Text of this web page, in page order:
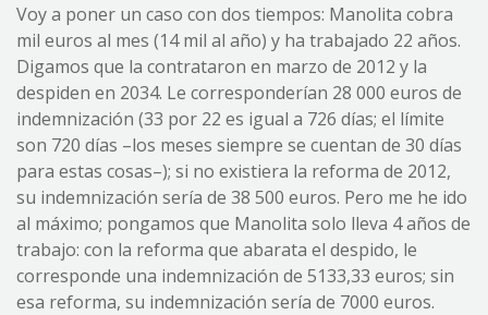
Voy a poner un caso con dos tiempos: Manolita cobra
mil euros al mes (14 mil al año) y ha trabajado 22 años.
Digamos que la contrataron en marzo de 2012 y la
despiden en 2034. Le corresponderían 28 000 euros de
indemnización (33 por 22 es igual a 726 días; el límite
son 720 días –los meses siempre se cuentan de 30 días
para estas cosas–); si no existiera la reforma de 2012,
su indemnización sería de 38 500 euros. Pero me he ido
al máximo; pongamos que Manolita solo lleva 4 años de
trabajo: con la reforma que abarata el despido, le
corresponde una indemnización de 5133,33 euros; sin
esa reforma, su indemnización sería de 7000 euros.